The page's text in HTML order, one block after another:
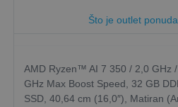
Što je outlet
AMD Ryzen™ AI 7 350 / 2,0 GHz
GHz Max Boost Speed, 32 GB
SSD, 40,64 cm (16,0″), Matiran